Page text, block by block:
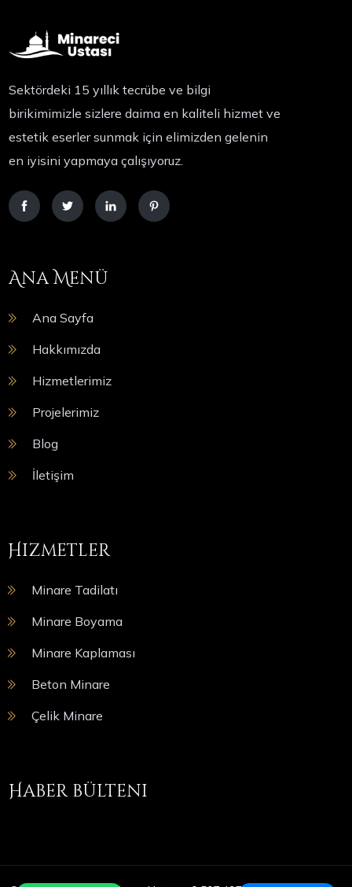
Sektördeki 15 yıllık tecrübe ve bilgi
birikimimizle sizlere daima en kaliteli hizmet ve
estetik eserler sunmak için elimizden gelenin
en iyisini yapmaya çalışıyoruz.
Ana Menü
Ana Sayfa
Hakkımızda
Hizmetlerimiz
Projelerimiz
Blog
İletişim
Hizmetler
Minare Tadilatı
Minare Boyama
Minare Kaplaması
Beton Minare
Çelik Minare
Haber bülteni